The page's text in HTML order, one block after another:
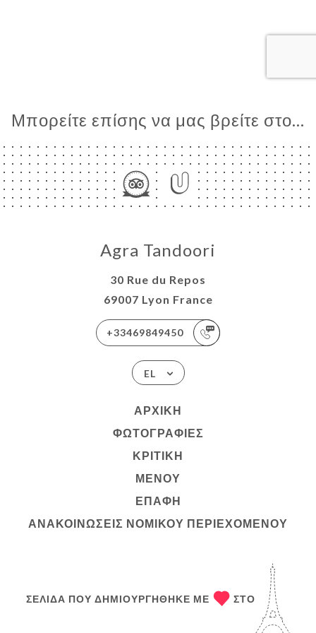
Μπορείτε επίσης να μας βρείτε στο...
Agra Tandoori
30 Rue du Repos
69007 Lyon France
+33469849450
EL
ΑΡΧΙΚΉ
ΦΩΤΟΓΡΑΦΊΕΣ
ΚΡΙΤΙΚΉ
ΜΕΝΟΎ
ΕΠΑΦΉ
ΑΝΑΚΟΙΝΏΣΕΙΣ ΝΟΜΙΚΟΎ ΠΕΡΙΕΧΟΜΈΝΟΥ
ΣΕΛΊΔΑ ΠΟΥ ΔΗΜΙΟΥΡΓΉΘΗΚΕ ΜΕ ΣΤΟ